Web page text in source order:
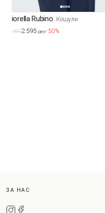
Fiorella Rubino Кошули
5.1902.595 ден-50%
ЗА НАС